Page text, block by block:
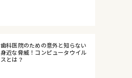
歯科医院のための意外と知らない
身近な脅威！コンピュータウイル
スとは？